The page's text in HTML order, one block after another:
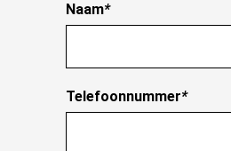
Naam*
Telefoonnummer*